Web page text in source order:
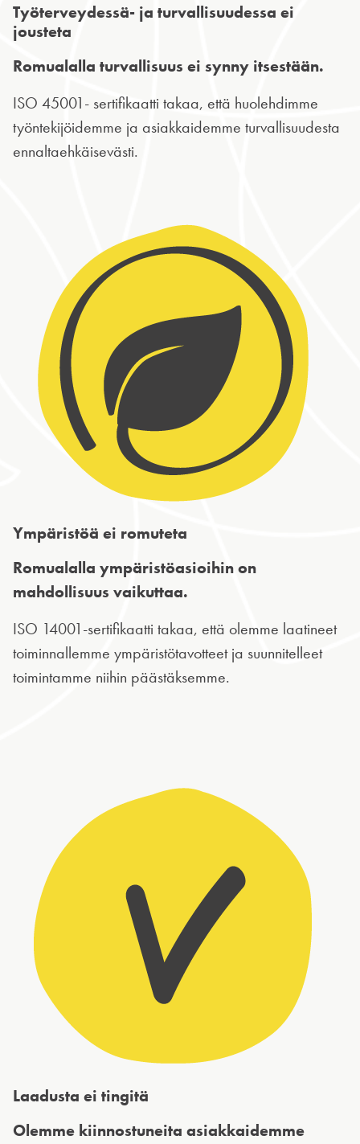
Työterveydessä- ja turvallisuudessa ei
jousteta
Romualalla turvallisuus ei synny itsestään.
ISO 45001- sertifikaatti takaa, että huolehdimme
työntekijöidemme ja asiakkaidemme turvallisuudesta
ennaltaehkäisevästi.
Ympäristöä ei romuteta
Romualalla ympäristöasioihin on
mahdollisuus vaikuttaa.
ISO 14001-sertifikaatti takaa, että olemme laatineet
toiminnallemme ympäristötavotteet ja suunnitelleet
toimintamme niihin päästäksemme.
Laadusta ei tingitä
Olemme kiinnostuneita asiakkaidemme